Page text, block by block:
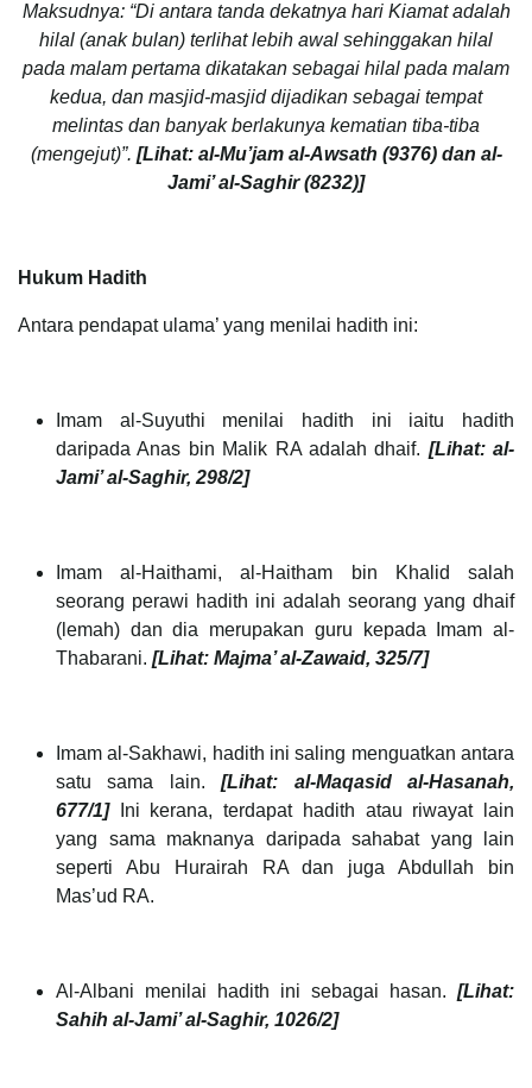
Maksudnya: “Di antara tanda dekatnya hari Kiamat adalah
hilal (anak bulan) terlihat lebih awal sehinggakan hilal
pada malam pertama dikatakan sebagai hilal pada malam
kedua, dan masjid-masjid dijadikan sebagai tempat
melintas dan banyak berlakunya kematian tiba-tiba
(mengejut)”. [Lihat: al-Mu’jam al-Awsath (9376) dan al-
Jami’ al-Saghir (8232)]
Hukum Hadith
Antara pendapat ulama’ yang menilai hadith ini:
Imam al-Suyuthi menilai hadith ini iaitu hadith
daripada Anas bin Malik RA adalah dhaif. [Lihat: al-
Jami’ al-Saghir, 298/2]
Imam al-Haithami, al-Haitham bin Khalid salah
seorang perawi hadith ini adalah seorang yang dhaif
(lemah) dan dia merupakan guru kepada Imam al-
Thabarani. [Lihat: Majma’ al-Zawaid, 325/7]
Imam al-Sakhawi, hadith ini saling menguatkan antara
satu sama lain.[Lihat: al-Maqasid al-Hasanah,
677/1]
Ini kerana, terdapat hadith atau riwayat lain
yang sama maknanya daripada sahabat yang lain
seperti Abu Hurairah RA dan juga Abdullah bin
Mas’ud RA.
Al-Albani menilai hadith ini sebagai hasan. [Lihat:
Sahih al-Jami’ al-Saghir, 1026/2]